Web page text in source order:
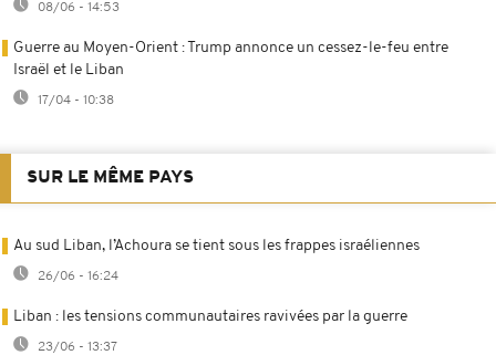
08/06 - 14:53
Guerre au Moyen-Orient : Trump annonce un cessez-le-feu entre
Israël et le Liban
17/04 - 10:38
SUR LE MÊME PAYS
Au sud Liban, l’Achoura se tient sous les frappes israéliennes
26/06 - 16:24
Liban : les tensions communautaires ravivées par la guerre
23/06 - 13:37